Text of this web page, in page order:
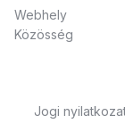
Webhely
Közösség
Jogi